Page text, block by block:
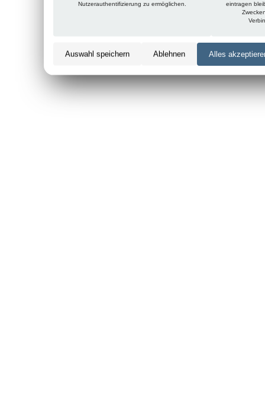
Nutzerauthentifizierung zu ermöglichen.
eintragen
Auswahl speichern Ablehnen Alles